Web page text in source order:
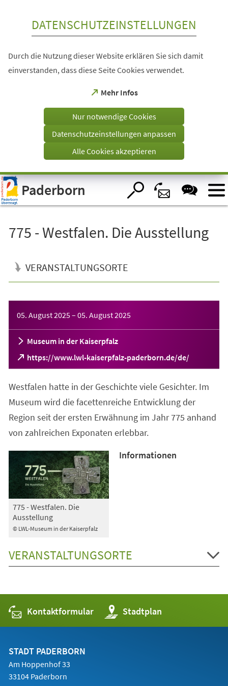
Visuelle
Assistenzsoftware
öffnen.
DATENSCHUTZEINSTELLUNGEN
Durch die Nutzung dieser Website erklären Sie sich damit
einverstanden, dass diese Seite Cookies verwendet.
Mehr Infos
(Öffnet
einem
Tab)
Nur notwendige Cookies
Datenschutzeinstellungen anpassen
Alle Cookies akzeptieren
Paderborn
775 - Westfalen. Die Ausstellung
VERANSTALTUNGSORTE
05. August 2025– 05. August 2025
Museum in der Kaiserpfalz
https://www.lwl-kaiserpfalz-paderborn.de/de/
(Öffnet
in
neuen
Westfalen hatte in der Geschichte viele Gesichter. Im
Museum wird die facettenreiche Entwicklung der
Region seit der ersten Erwähnung im Jahr 775 anhand
von zahlreichen Exponaten erlebbar.
© LWL-Museum in der Kaiserpfalz
775 - Westfalen. Die
Ausstellung
Informationen
VERANSTALTUNGSORTE
Kontaktformular Stadtplan
(Öffnet
in
einem
STADT PADERBORN
Am Hoppenhof 33
33104 Paderborn